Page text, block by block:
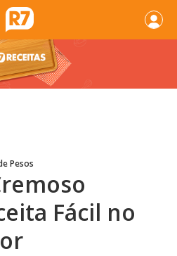
Pesos
Fácil no